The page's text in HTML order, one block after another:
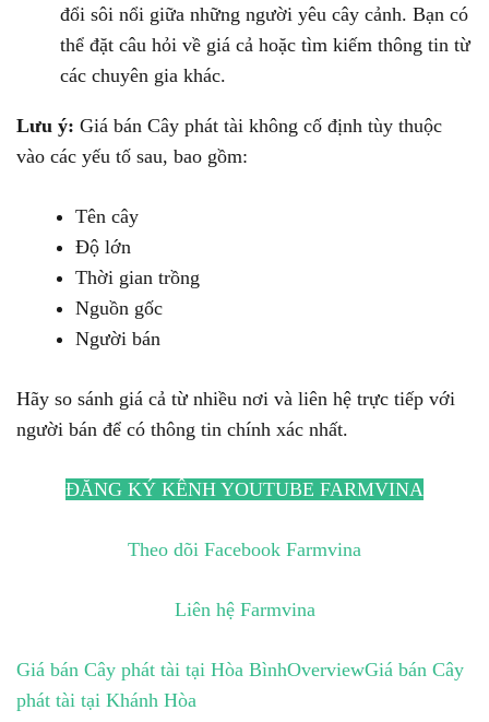
đổi sôi nổi giữa những người yêu cây cảnh. Bạn có
thể đặt câu hỏi về giá cả hoặc tìm kiếm thông tin từ
các chuyên gia khác.
Lưu ý: Giá bán Cây phát tài không cố định tùy thuộc
vào các yếu tố sau, bao gồm:
Tên cây
Độ lớn
Thời gian trồng
Nguồn gốc
Người bán
Hãy so sánh giá cả từ nhiều nơi và liên hệ trực tiếp với
người bán để có thông tin chính xác nhất.
ĐĂNG KÝ KÊNH YOUTUBE FARMVINA
Theo dõi Facebook Farmvina
Liên hệ Farmvina
Giá bán Cây phát tài tại Hòa BìnhOverviewGiá bán Cây
phát tài tại Khánh Hòa